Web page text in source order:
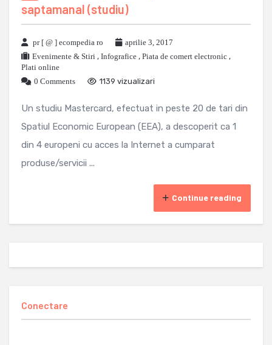
saptamanal (studiu)
pr [ @ ] ecompedia ro
aprilie 3, 2017
Evenimente & Stiri , Infografice , Piata de comert electronic ,
Plati online
0 Comments
1139 vizualizari
Un studiu Mastercard, efectuat in peste 20 de tari din
Spatiul Economic European (EEA), a descoperit ca 1
din 4 europeni cu acces la Internet a cumparat
produse/servicii ...
Continue reading
Conectare